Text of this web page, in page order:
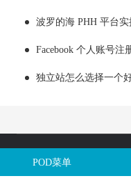
波罗的海 PHH 平台实操
Facebook 个人账号注册
独立站怎么选择一个
Copyright @全球定制网All
POD菜单